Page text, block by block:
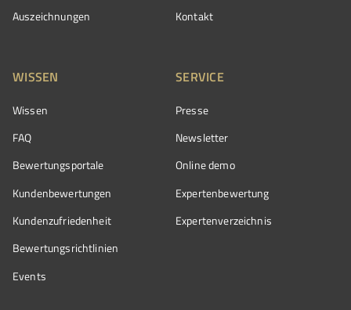
Auszeichnungen
Kontakt
WISSEN
Wissen
FAQ
Bewertungsportale
Kundenbewertungen
Kundenzufriedenheit
Bewertungs­richtlinien
Events
SERVICE
Presse
Newsletter
Online demo
Expertenbewertung
Expertenverzeichnis